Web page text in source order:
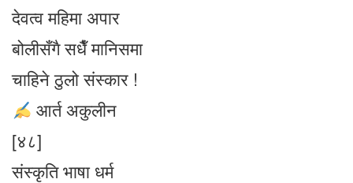
देवत्व महिमा अपार
बोलीसँगै सधैँ मानिसमा
चाहिने ठुलो संस्कार !
आर्त अकुलीन
[४८]
संस्कृति भाषा धर्म